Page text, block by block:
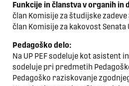
Funkcije in članstva v organih in
član Komisije za študijske zadeve
član Komisije za kakovost Senata
Pedagoško delo:
Na UP PEF sodeluje kot asistent
sodeluje pri predmetih
Pedagoško raziskovanje